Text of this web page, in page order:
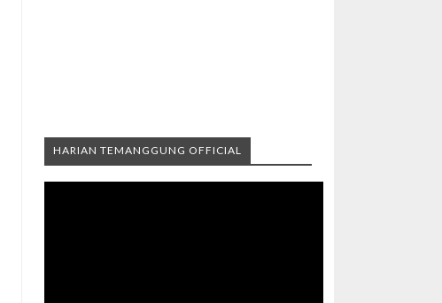
HARIAN TEMANGGUNG OFFICIAL